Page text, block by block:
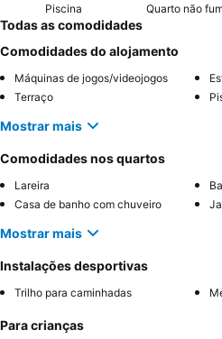
Piscina Quarto não
Todas as comodidades
Comodidades do alojamento
Máquinas de jogos/videojogos
Terraço
Mostrar mais
Comodidades nos quartos
Lareira
Casa de banho com chuveiro
Mostrar mais
Instalações desportivas
Trilho para caminhadas
Para crianças